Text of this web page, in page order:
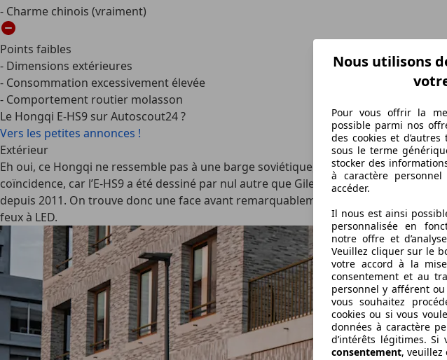
Nous utilisons
Pour vous offrir la
possible parmi nos
des cookies et
sous le terme
stocker des
à caractère
accéder.
Il nous est ainsi
personnalisée en
notre offre et
Veuillez cliquer sur le
votre accord à la
consentement et au
personnel y afférent
vous souhaitez
cookies ou si vous
données à caractère
d’intérêts légitimes. Si
consentement, veuillez
- Charme chinois (vraiment)
Points faibles
- Dimensions extérieures
- Consommation excessivement élevée
- Comportement routier molasson
Le Hongqi E-HS9 sur Autoscout24 ?
Vers les petites annonces !
Extérieur
Eh oui, ce Hongqi ne ressemble pas à une barge soviétique, bien au contraire. En
coïncidence, car l’E-HS9 a été dessiné par nul autre que Giles Taylor, qui était
depuis 2011. On trouve donc une face avant remarquablement droite dans
feux à LED.